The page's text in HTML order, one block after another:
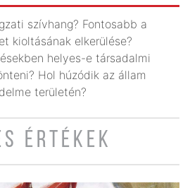
szívhang? Fontosabb a
kioltásának elkerülése?
helyes-e társadalmi
Hol húzódik az állam
területén?
ÉRTÉKEK